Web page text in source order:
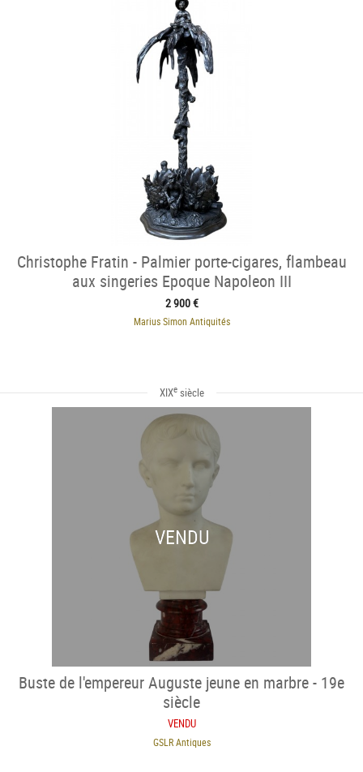
Christophe Fratin - Palmier porte-cigares, flambeau
aux singeries Epoque Napoleon III
2 900 €
Marius Simon Antiquités
XIXesiècle
VENDU
Buste de l'empereur Auguste jeune en marbre - 19e
siècle
VENDU
GSLR Antiques